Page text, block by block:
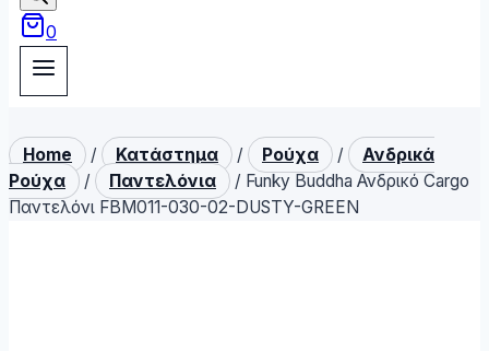
0
Home / Κατάστημα / Ρούχα /
Ανδρικά
Ρούχα
/ Παντελόνια / Funky Buddha Ανδρικό Cargo
Παντελόνι FBM011-030-02-DUSTY-GREEN